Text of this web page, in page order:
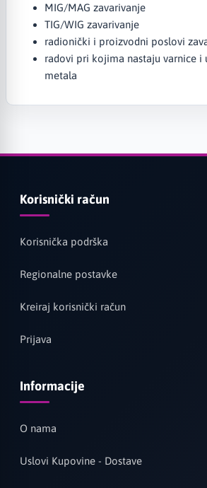
MIG/MAG zavarivanje
TIG/WIG zavarivanje
radionički i proizvodni poslovi
radovi pri kojima nastaju varnice i
metala
Korisnički račun
Korisnička podrška
Regionalne postavke
Kreiraj korisnički račun
Prijava
Informacije
O nama
Uslovi Kupovine - Dostave